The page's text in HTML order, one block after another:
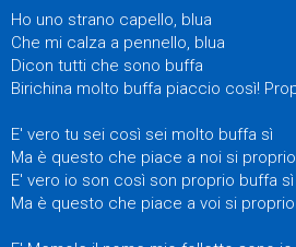
Ho uno strano capello, blua
Che mi calza a pennello, blua
Dicon tutti che sono buffa
Birichina molto buffa piaccio così!
E' vero tu sei così sei molto buffa sì
Ma è questo che piace a noi si
E' vero io son così son proprio buffa sì
Ma è questo che piace a voi si proprio